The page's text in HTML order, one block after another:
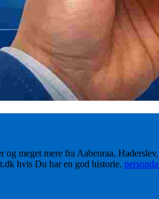
meget mere fra Aabenraa,
hvis Du har en god historie.